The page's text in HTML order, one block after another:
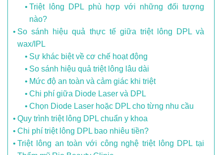
Triệt lông DPL phù hợp với những đối tượng
nào?
So sánh hiệu quả thực tế giữa triệt lông DPL và
wax/IPL
Sự khác biệt về cơ chế hoạt động
So sánh hiệu quả triệt lông lâu dài
Mức độ an toàn và cảm giác khi triệt
Chi phí giữa Diode Laser và DPL
Chọn Diode Laser hoặc DPL cho từng nhu cầu
Quy trình triệt lông DPL chuẩn y khoa
Chi phí triệt lông DPL bao nhiêu tiền?
Triệt lông an toàn với công nghệ triệt lông DPL tại